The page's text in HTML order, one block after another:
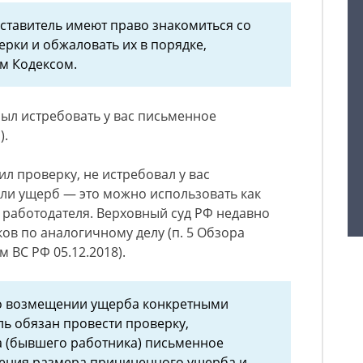
имеют право знакомиться со
и обжаловать их в порядке,
Кодексом.
истребовать у вас письменное
проверку, не истребовал у вас
ущерб — это можно использовать как
Верховный суд РФ недавно
по аналогичному делу (п. 5 Обзора
ВС РФ 05.12.2018).
возмещении ущерба конкретными
обязан провести проверку,
(бывшего работника) письменное